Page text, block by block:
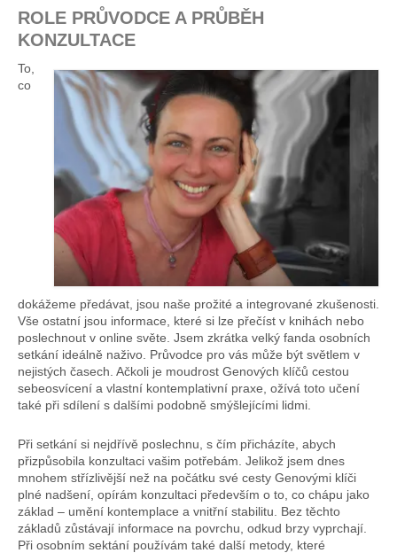
ROLE PRŮVODCE A PRŮBĚH
KONZULTACE
To,
co
dokážeme předávat, jsou naše prožité a integrované zkušenosti.
Vše ostatní jsou informace, které si lze přečíst v knihách nebo
poslechnout v online světe. Jsem zkrátka velký fanda osobních
setkání ideálně naživo. Průvodce pro vás může být světlem v
nejistých časech. Ačkoli je moudrost Genových klíčů cestou
sebeosvícení a vlastní kontemplativní praxe, ožívá toto učení
také při sdílení s dalšími podobně smýšlejícími lidmi.
Při setkání si nejdřívě poslechnu, s čím přicházíte, abych
přizpůsobila konzultaci vašim potřebám. Jelikož jsem dnes
mnohem střízlivější než na počátku své cesty Genovými klíči
plné nadšení, opírám konzultaci především o to, co chápu jako
základ – umění kontemplace a vnitřní stabilitu. Bez těchto
základů zůstávají informace na povrchu, odkud brzy vyprchají.
Při osobním sektání používám také další metody, které